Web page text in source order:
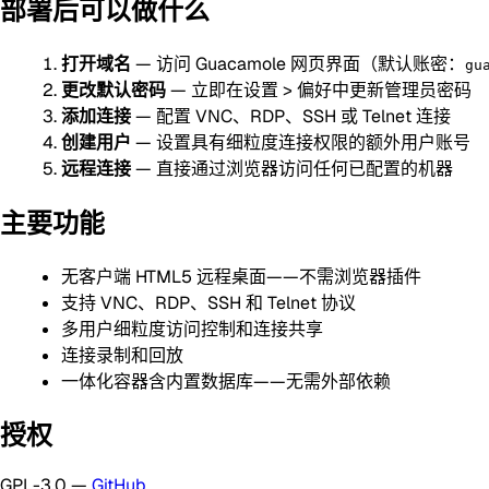
部署后可以做什么
打开域名 — 访问 Guacamole 网页界面（默认账密：
更改默认密码— 立即在设置 > 偏好中更新管理员密码
添加连接— 配置 VNC、RDP、SSH 或 Telnet 连接
创建用户 — 设置具有细粒度连接权限的额外用户账号
远程连接— 直接通过浏览器访问任何已配置的机器
主要功能
无客户端 HTML5 远程桌面——不需浏览器插件
支持 VNC、RDP、SSH 和 Telnet 协议
多用户细粒度访问控制和连接共享
连接录制和回放
一体化容器含内置数据库——无需外部依赖
授权